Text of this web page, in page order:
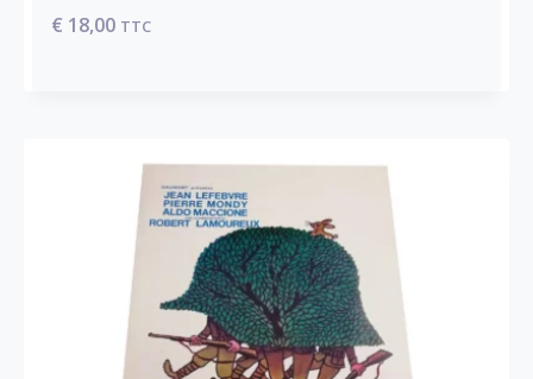
€ 18,00 TTC